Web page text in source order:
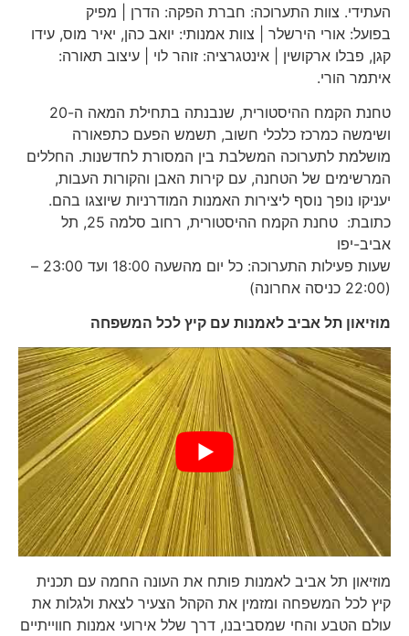
העתידי. צוות התערוכה: חברת הפקה: הדרן | מפיק
בפועל: אורי הירשלר | צוות אמנותי: יואב כהן, יאיר מוס, עידו
קגן, פבלו ארקושין | אינטגרציה: זוהר לוי | עיצוב תאורה:
איתמר הורי.
טחנת הקמח ההיסטורית, שנבנתה בתחילת המאה ה-20
ושימשה כמרכז כלכלי חשוב, תשמש הפעם כתפאורה
מושלמת לתערוכה המשלבת בין המסורת לחדשנות. החללים
המרשימים של הטחנה, עם קירות האבן והקורות העבות,
יעניקו נופך נוסף ליצירות האמנות המודרניות שיוצגו בהם.
כתובת: טחנת הקמח ההיסטורית, רחוב סלמה 25, תל
אביב-יפו
שעות פעילות התערוכה: כל יום מהשעה 18:00 ועד 23:00 –
מוזיאון תל אביב לאמנות עם קיץ לכל המשפחה
מוזיאון תל אביב לאמנות פותח את העונה החמה עם תכנית
קיץ לכל המשפחה ומזמין את הקהל הצעיר לצאת ולגלות את
עולם הטבע והחי שמסביבנו, דרך שלל אירועי אמנות חווייתיים